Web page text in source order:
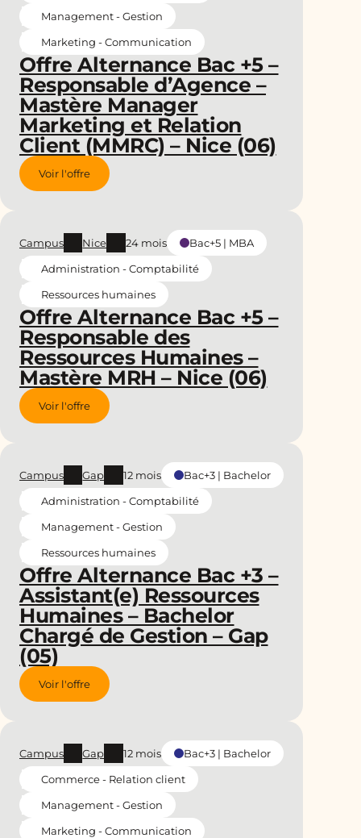
Offre Alternance Bac +5 –
Responsable d’Agence –
Mastère Manager
Marketing et Relation
Client (MMRC) – Nice (06)
Management - Gestion
Marketing - Communication
Voir l'offre
Offre Alternance Bac +5 –
Responsable des
Ressources Humaines –
Mastère MRH – Nice (06)
Campus Nice 24 mois
Bac+5 | MBA
Administration - Comptabilité
Ressources humaines
Voir l'offre
Offre Alternance Bac +3 –
Assistant(e) Ressources
Humaines – Bachelor
Chargé de Gestion – Gap
(05)
Campus Gap 12 mois
Bac+3 | Bachelor
Administration - Comptabilité
Management - Gestion
Ressources humaines
Voir l'offre
Campus Gap 12 mois
Bac+3 | Bachelor
Commerce - Relation client
Management - Gestion
Marketing - Communication